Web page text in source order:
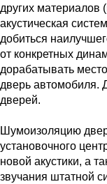
других материалов
акустическая
добиться
от конкретных
дорабатывать
дверь автомобиля.
дверей.
Шумоизоляцию
установочного
новой акустики, а
звучания штатной